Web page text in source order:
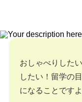
おしゃべりした
したい！留学の
になることです